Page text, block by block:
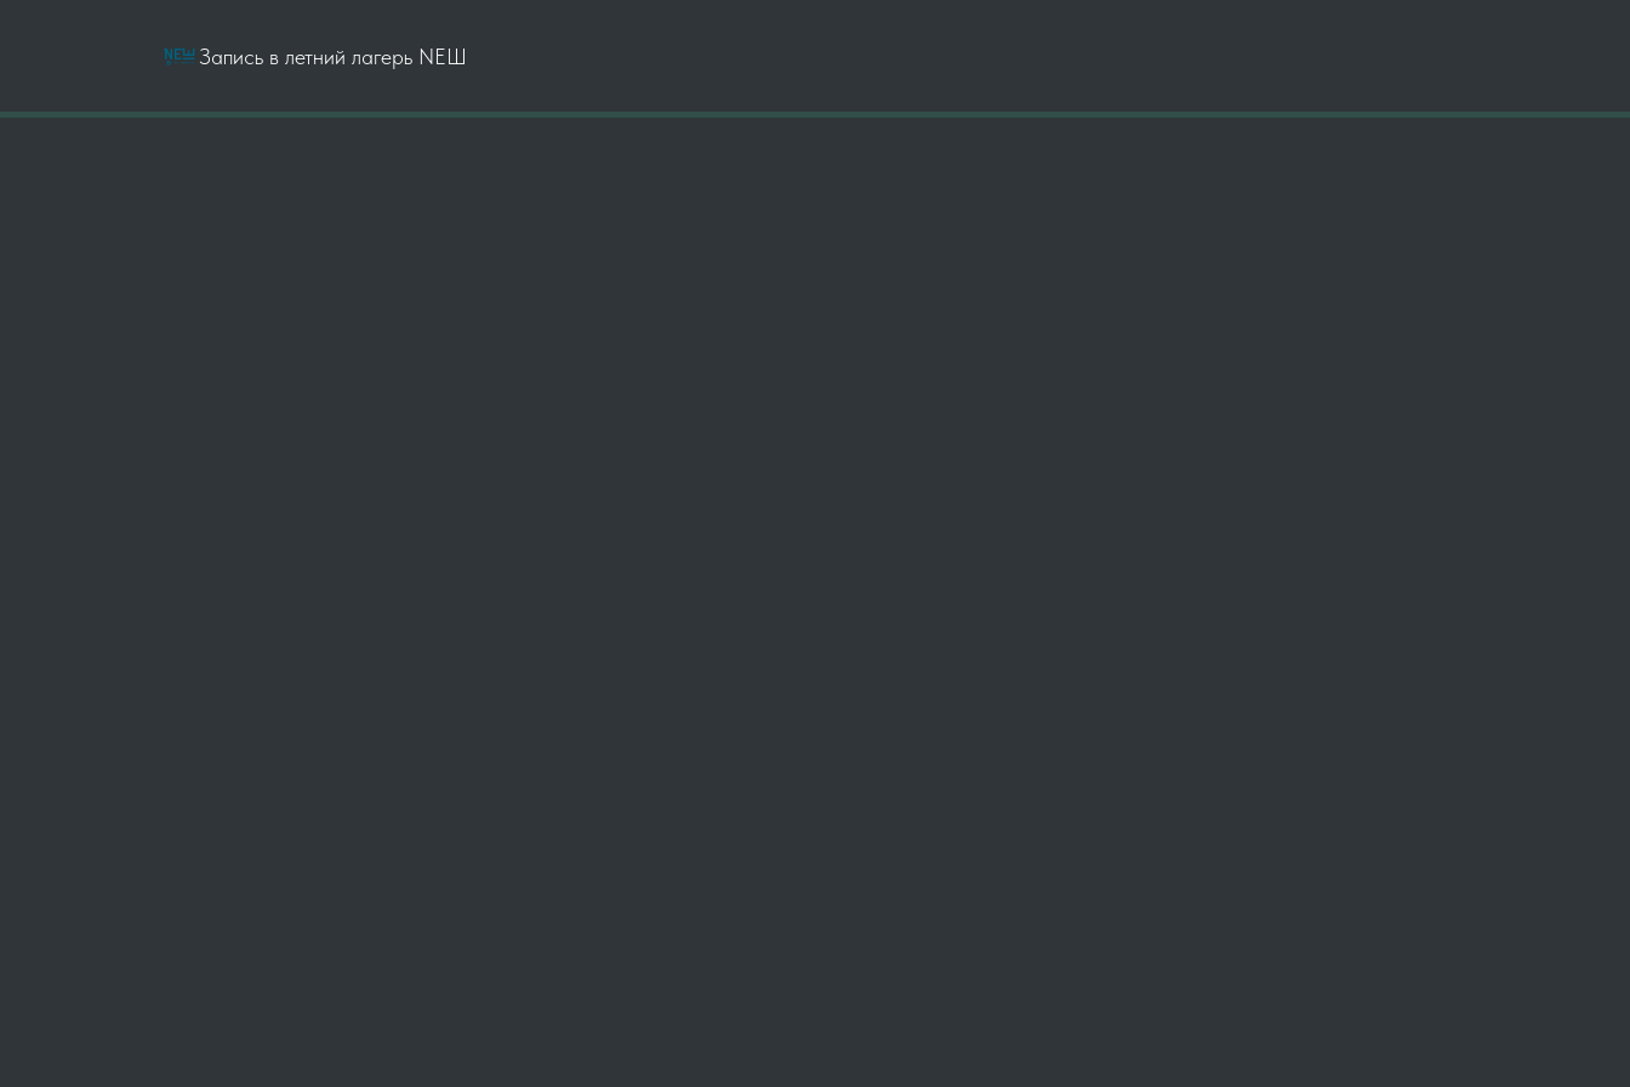
Запись в летний лагерь NEШ